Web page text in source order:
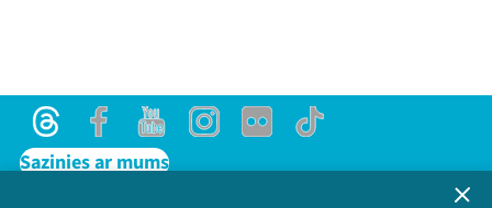
ThreadsFacebookYoutubeInstagram
Flick TikTok
Sazinies ar mums